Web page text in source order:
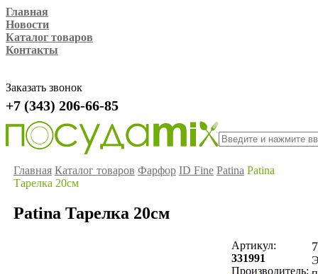
Главная
Новости
Каталог товаров
Контакты
Заказать звонок
+7 (343) 206-66-85
Главная Каталог товаров Фарфор ID Fine Patina Patina
Тарелка 20см
Patina Тарелка 20см
Артикул:
331991
Производитель: